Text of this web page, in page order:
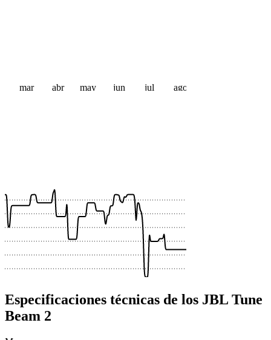
mar abr may jun jul ago
Especificaciones técnicas de los JBL Tune
Beam 2